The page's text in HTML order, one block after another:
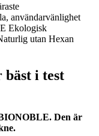
användarvänlighet
Ekologisk
utan Hexan
i test
Den är